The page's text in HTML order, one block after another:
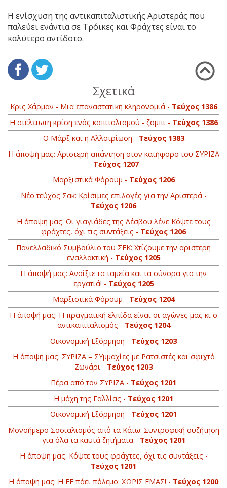
Η ενίσχυση της αντικαπιταλιστικής Αριστεράς που
παλεύει ενάντια σε Τρόικες και Φράχτες είναι το
καλύτερο αντίδοτο.
Σχετικά
Κρις Χάρμαν - Μια επαναστατική κληρονομιά - Τεύχος 1386
Η ατέλειωτη κρίση ενός καπιταλισμού - ζομπι - Τεύχος 1386
Ο Μάρξ και η Αλλοτρίωση - Τεύχος 1383
Η άποψή μας: Αριστερή απάντηση στον κατήφορο του ΣΥΡΙΖΑ
- Τεύχος 1207
Μαρξιστικά Φόρουμ - Τεύχος 1206
Νέο τεύχος Σακ: Kρίσιμες επιλογές για την Αριστερά -
Τεύχος 1206
Η άποψή μας: Οι γιαγιάδες της Λέσβου λένε Kόψτε τους
φράχτες, όχι τις συντάξεις - Τεύχος 1206
Πανελλαδικό Συμβούλιο του ΣΕΚ: Χτίζουμε την αριστερή
εναλλακτική - Τεύχος 1205
Η άποψή μας: Ανοίξτε τα ταμεία και τα σύνορα για την
εργατιά! - Τεύχος 1205
Μαρξιστικά Φόρουμ - Τεύχος 1204
Η άποψή μας: Η πραγματική ελπίδα είναι οι αγώνες μας κι ο
αντικαπιταλισμός - Τεύχος 1204
Οικονομική Εξόρμηση - Τεύχος 1203
Η άποψή μας: ΣΥΡΙΖΑ = ΣΥμμαχίες με Ρατσιστές και σφιχτό
Ζωνάρι - Τεύχος 1203
Πέρα από τον ΣΥΡΙΖΑ - Τεύχος 1201
Η μάχη της Γαλλίας - Τεύχος 1201
Οικονομική Εξόρμηση - Τεύχος 1201
Moνοήμερο Σοσιαλισμός από τα Κάτω: Συντροφική συζήτηση
για όλα τα καυτά ζητήματα - Τεύχος 1201
Η άποψή μας: Kόψτε τους φράχτες, όχι τις συντάξεις -
Τεύχος 1201
Η άποψη μας: Η ΕΕ πάει πόλεμο: ΧΩΡΙΣ ΕΜΑΣ! - Τεύχος 1200